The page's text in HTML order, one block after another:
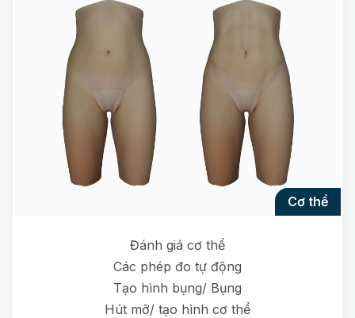
cơ thể
Đánh giá cơ thể
Các phép đo tự động
Tạo hình bụng/ Bụng
Hút mỡ/ tạo hình cơ thể